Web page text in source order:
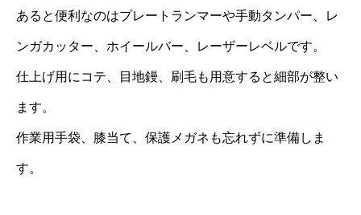
あると便利なのはプレートランマーや手動タンパー、レ
ンガカッター、ホイールバー、レーザーレベルです。
仕上げ用にコテ、目地鏝、刷毛も用意すると細部が整い
ます。
作業用手袋、膝当て、保護メガネも忘れずに準備しま
す。